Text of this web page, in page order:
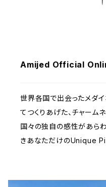
Amijed Official
世界各国で出会ったメダ
てつくりあげた、チャームネ
国々の独自の感性があら
きあなただけのUnique